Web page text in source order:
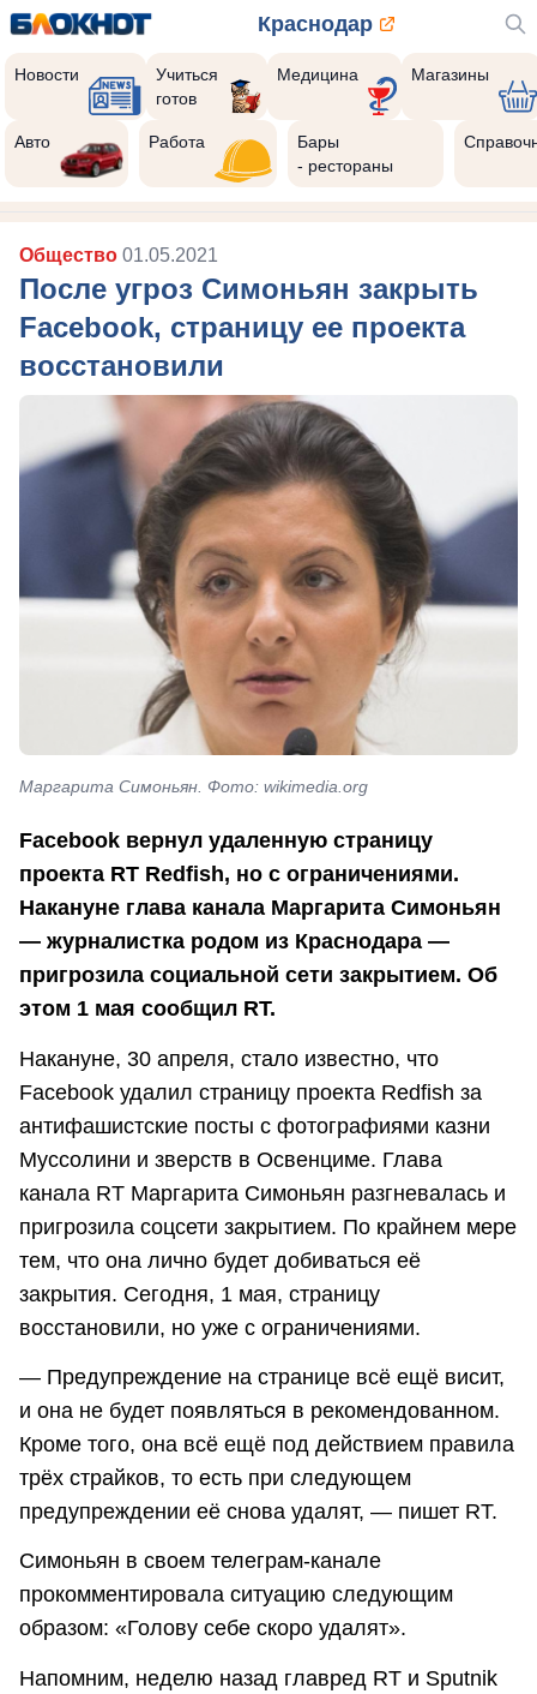
Краснодар
Новости
Учиться
готов
Медицина Магазины
Авто Работа
Бары
- рестораны
Общество 01.05.2021
После угроз Симоньян закрыть
Facebook, страницу ее проекта
восстановили
Маргарита Симоньян. Фото: wikimedia.org
Facebook вернул удаленную страницу
проекта RT Redfish, но с ограничениями.
Накануне глава канала Маргарита Симоньян
— журналистка родом из Краснодара —
пригрозила социальной сети закрытием. Об
этом 1 мая сообщил RT.
Накануне, 30 апреля, стало известно, что
Facebook удалил страницу проекта Redfish за
антифашистские посты с фотографиями казни
Муссолини и зверств в Освенциме. Глава
канала RT Маргарита Симоньян разгневалась и
пригрозила соцсети закрытием. По крайнем мере
тем, что она лично будет добиваться её
закрытия. Сегодня, 1 мая, страницу
восстановили, но уже с ограничениями.
— Предупреждение на странице всё ещё висит,
и она не будет появляться в рекомендованном.
Кроме того, она всё ещё под действием правила
трёх страйков, то есть при следующем
предупреждении её снова удалят, — пишет RT.
Симоньян в своем телеграм-канале
прокомментировала ситуацию следующим
образом: «Голову себе скоро удалят».
Напомним, неделю назад главред RT и Sputnik